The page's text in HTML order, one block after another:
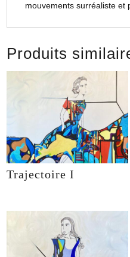
mouvements surréaliste et
Produits
Trajectoire I